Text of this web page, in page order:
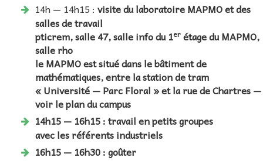
14h — 14h15 : visite du laboratoire MAPMO et des
salles de travail
pticrem, salle 47, salle info du 1er étage du MAPMO,
salle rho
le MAPMO est situé dans le bâtiment de
mathématiques, entre la station de tram
« Université — Parc Floral » et la rue de Chartres —
voir le plan du campus
14h15 — 16h15 :travail en petits groupes
avec les référents industriels
16h15 — 16h30 :goûter